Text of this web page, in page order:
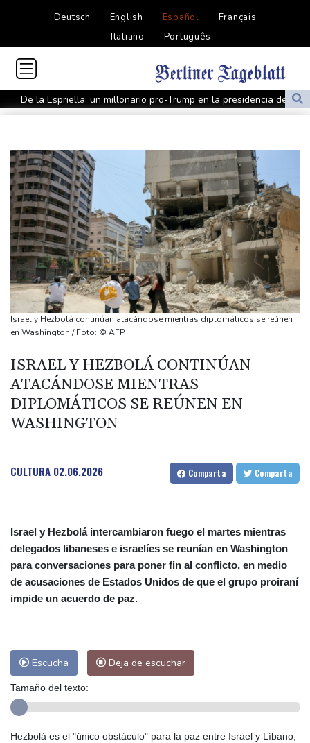
Deutsch English Español
Français
Italiano
Português
De la Espriella: un millonario pro-Trump en la presidencia de
Colombia
fronterizos
Exabogado de Trump listo para ser confirmado como fiscal
general de EEUU
Muere el productor William Orbit, que colaboró con Madonna en
"Ray of Light"
Los rebeldes hutíes continúan su ofensiva en Yemen con
ataques en una región petrolera
La OMS propone probar en RDC una vacuna ya existente contra
otra cepa del ébola
Arabia Saudita, Pakistán y Turquía firman un pacto de defensa
en medio de la tensión con Irán
México y Perú restablecen sus relaciones diplomáticas tras una
disputa por asilo
EEUU pierde empleos, un golpe a las afirmaciones de Trump
sobre la economía
controles en la frontera
Israel y Hezbolá continúan atacándose mientras diplomáticos se reúnen
en Washington / Foto: © AFP
ISRAEL Y HEZBOLÁ CONTINÚAN
ATACÁNDOSE MIENTRAS
DIPLOMÁTICOS SE REÚNEN EN
WASHINGTON
CULTURA 02.06.2026 Comparta Comparta
Israel y Hezbolá intercambiaron fuego el martes mientras
delegados libaneses e israelíes se reunían en Washington
para conversaciones para poner fin al conflicto, en medio
de acusaciones de Estados Unidos de que el grupo proiraní
impide un acuerdo de paz.
Escucha Deja de escuchar
Tamaño del texto:
Hezbolá es el "único obstáculo" para la paz entre Israel y Líbano,